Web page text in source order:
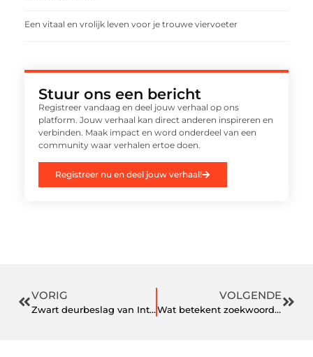
Een vitaal en vrolijk leven voor je trouwe viervoeter
Stuur ons een bericht
Registreer vandaag en deel jouw verhaal op ons
platform. Jouw verhaal kan direct anderen inspireren en
verbinden. Maak impact en word onderdeel van een
community waar verhalen ertoe doen.
Registreer nu en deel jouw verhaal!
VORIG
Zwart deurbeslag van Intersteel: dé trend voor een modern interieur
VOLGENDE
Wat betekent zoekwoordenonderzoek voor SEO?